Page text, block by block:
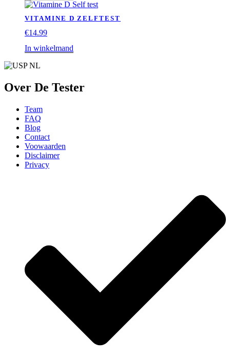
VITAMINE D ZELFTEST
€14.99
In winkelmand
Over De Tester
Team
FAQ
Blog
Contact
Voowaarden
Disclaimer
Privacy